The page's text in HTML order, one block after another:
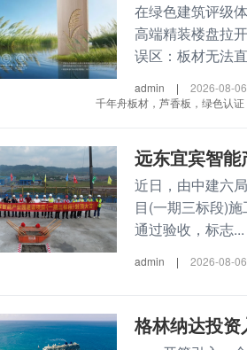
在绿色建筑评级
高端精装楼盘拉
误区：板材无法
admin |
2026-08-06
千年舟板材，芦香板，绿色认
远东宜宾智
近日，由中建六
目(一期三标段)
通过验收，标志...
admin | 2026-08-06
格林纳达投